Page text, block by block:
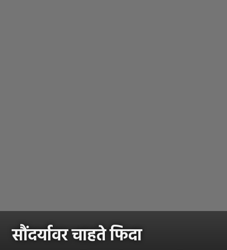
सौंदर्यावर चाहते फिदा